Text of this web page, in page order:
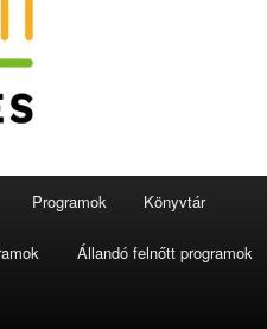
Programok Könyvtár
Állandó felnőtt programok